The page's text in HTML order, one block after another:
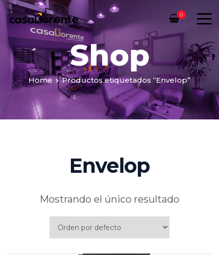
0
Shop
Home Productos etiquetados “Envelop”
Envelop
Mostrando el único resultado